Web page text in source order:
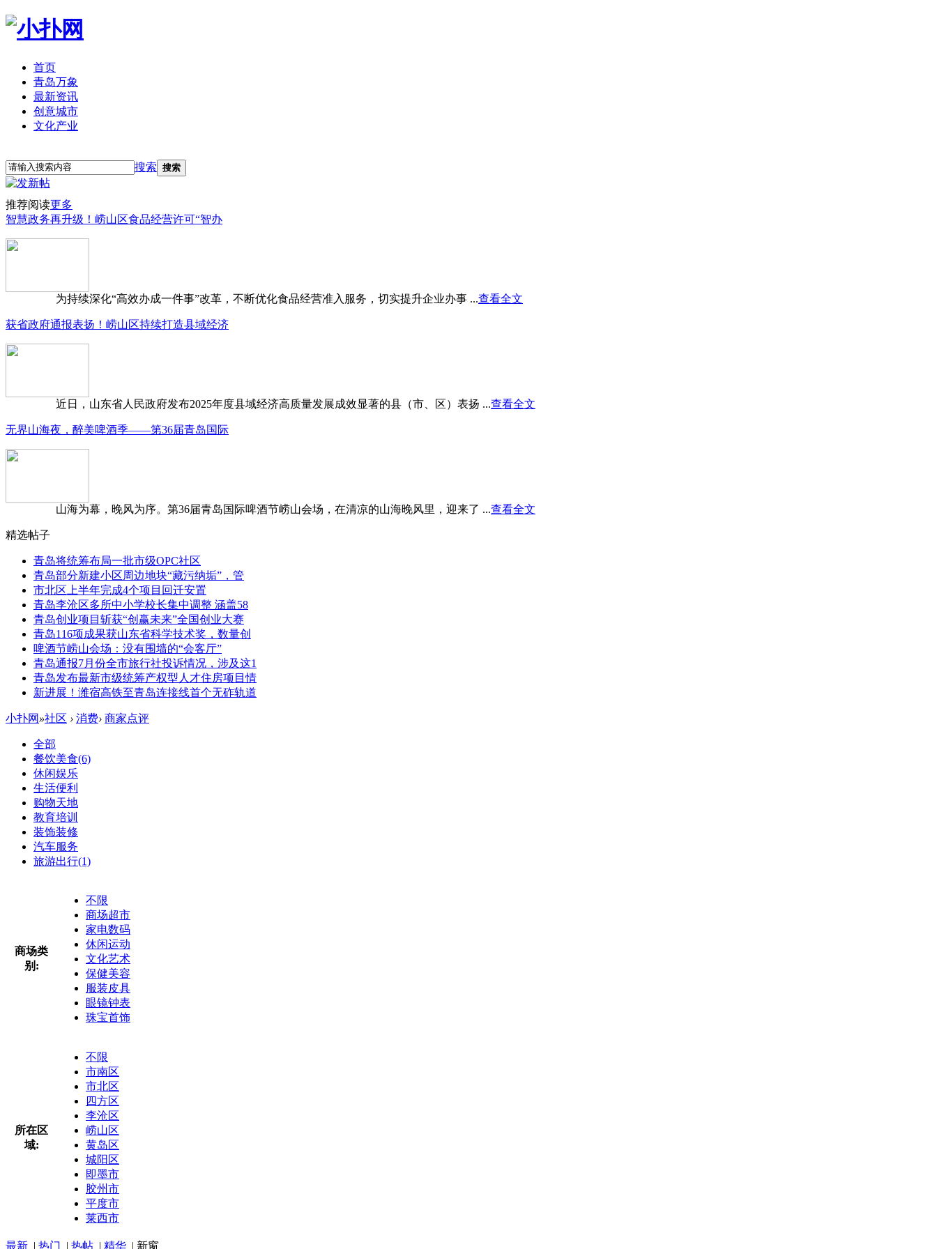
首页
青岛万象
最新资讯
创意城市
文化产业
搜索 搜索
推荐阅读更多
智慧政务再升级！崂山区食品经营许可“智办
为持续深化“高效办成一件事”改革，不断优化食品经营准入服务，切实提升企业办事 ...查看全文
获省政府通报表扬！崂山区持续打造县域经济
近日，山东省人民政府发布2025年度县域经济高质量发展成效显著的县（市、区）表扬 ...查看全文
无界山海夜，醉美啤酒季——第36届青岛国际
山海为幕，晚风为序。第36届青岛国际啤酒节崂山会场，在清凉的山海晚风里，迎来了 ...查看全文
精选帖子
青岛将统筹布局一批市级OPC社区
青岛部分新建小区周边地块“藏污纳垢”，管
市北区上半年完成4个项目回迁安置
青岛李沧区多所中小学校长集中调整 涵盖58
青岛创业项目斩获“创赢未来”全国创业大赛
青岛116项成果获山东省科学技术奖，数量创
啤酒节崂山会场：没有围墙的“会客厅”
青岛通报7月份全市旅行社投诉情况，涉及这1
青岛发布最新市级统筹产权型人才住房项目情
新进展！潍宿高铁至青岛连接线首个无砟轨道
小扑网 »社区 › 消费› 商家点评
全部
餐饮美食(6)
休闲娱乐
生活便利
购物天地
教育培训
装饰装修
汽车服务
旅游出行(1)
商场类
别:
不限
商场超市
家电数码
休闲运动
文化艺术
保健美容
服装皮具
眼镜钟表
珠宝首饰
所在区
域:
不限
市南区
市北区
四方区
李沧区
崂山区
黄岛区
城阳区
即墨市
胶州市
平度市
莱西市
最新 | 热门 | 热帖 | 精华 | 新窗